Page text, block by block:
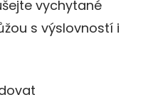
vychytané
s výslovností i